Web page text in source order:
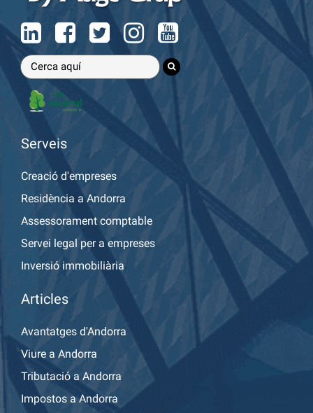
Serveis
Creació d'empreses
Residència a Andorra
Assessorament comptable
Servei legal per a empreses
Inversió immobiliària
Articles
Avantatges d'Andorra
Viure a Andorra
Tributació a Andorra
Impostos a Andorra